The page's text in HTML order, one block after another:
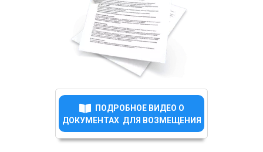
ПОДРОБНОЕ ВИДЕО О
ДОКУМЕНТАХ ДЛЯ ВОЗМЕЩЕНИЯ